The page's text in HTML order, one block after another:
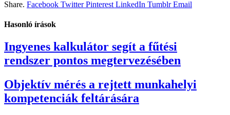
Share. Facebook Twitter Pinterest LinkedIn Tumblr Email
Hasonló írások
Ingyenes kalkulátor segít a fűtési
rendszer pontos megtervezésében
Objektív mérés a rejtett munkahelyi
kompetenciák feltárására